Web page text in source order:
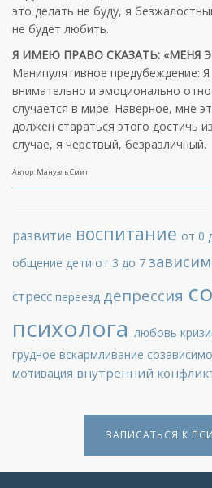
это делать не буду, я
не будет любить.
Я ИМЕЮ ПРАВО СКАЗАТЬ: «МЕНЯ
Манипулятивное предубеждение:
внимательно и эмоционально
случается в мире. Наверное, мне
должен стараться этого достичь
случае, я черствый, безразличный.
Автор: Мануэль Смит
развитие воспитание от 0
общение дети от 3 до 7
стресс переезд депрессия
психолога любовь
грудное вскармливание
мотивация внутренний
ЗАПИСАТЬСЯ К